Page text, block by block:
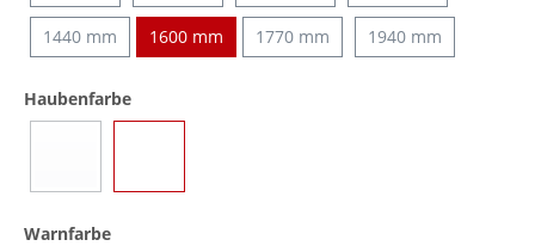
1440 mm 1600 mm 1770 mm 1940 mm
Haubenfarbeauswählen
Warnfarbeauswählen